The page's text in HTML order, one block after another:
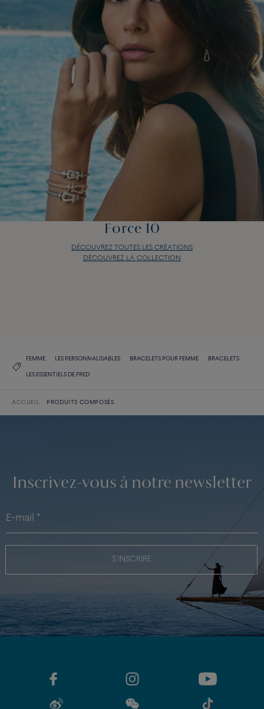
Force 10
DÉCOUVREZ TOUTES LES CRÉATIONS
DÉCOUVREZ LA COLLECTION
FEMME LES PERSONNALISABLES BRACELETS POUR FEMME BRACELETS
LES ESSENTIELS DE FRED
ACCUEIL PRODUITS COMPOSÉS
Inscrivez-vous à notre newsletter
S'INSCRIRE